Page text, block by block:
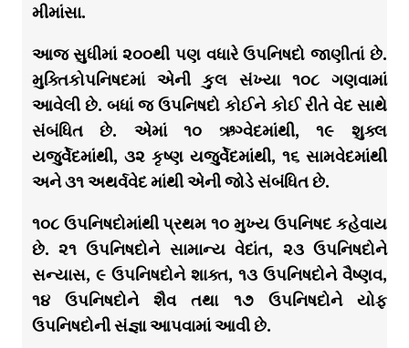
મીમાંસા.
આજ સુધીમાં ૨૦૦થી પણ વધારે ઉપનિષદો જાણીતાં છે.
મુક્તિકોપનિષદમાં એની કુલ સંખ્યા ૧૦૮ ગણવામાં
આવેલી છે. બધાં જ ઉપનિષદો કોઈને કોઈ રીતે વેદ સાથે
સંબંધિત છે. એમાં ૧૦ ઋગ્વેદમાંથી, ૧૯ શુક્લ
યજુર્વેદમાંથી, ૩૨ કૃષ્ણ યજુર્વેદમાંથી, ૧૬ સામવેદમાંથી
અને ૩૧ અથર્વવેદ માંથી એની જોડે સંબંધિત છે.
૧૦૮ ઉપનિષદોમાંથી પ્રથમ ૧૦ મુખ્ય ઉપનિષદ કહેવાય
છે. ૨૧ ઉપનિષદોને સામાન્ય વેદાંત, ૨૩ ઉપનિષદોને
સન્યાસ, ૯ ઉપનિષદોને શાક્ત, ૧૩ ઉપનિષદોને વૈષ્ણવ,
૧૪ ઉપનિષદોને શૈવ તથા ૧૭ ઉપનિષદોને યોફ
ઉપનિષદોની સંજ્ઞા આપવામાં આવી છે.